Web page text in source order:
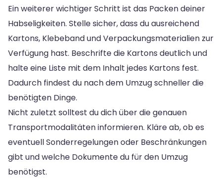
Ein weiterer wichtiger Schritt ist das Packen deiner
Habseligkeiten. Stelle sicher, dass du ausreichend
Kartons, Klebeband und Verpackungsmaterialien zur
Verfügung hast. Beschrifte die Kartons deutlich und
halte eine Liste mit dem Inhalt jedes Kartons fest.
Dadurch findest du nach dem Umzug schneller die
benötigten Dinge.
Nicht zuletzt solltest du dich über die genauen
Transportmodalitäten informieren. Kläre ab, ob es
eventuell Sonderregelungen oder Beschränkungen
gibt und welche Dokumente du für den Umzug
benötigst.